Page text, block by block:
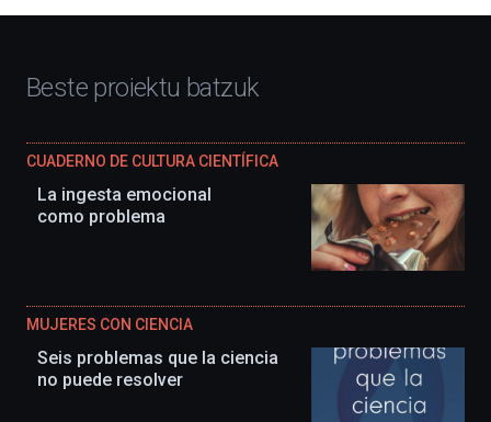
Beste proiektu batzuk
CUADERNO DE CULTURA CIENTÍFICA
La ingesta emocional
como problema
MUJERES CON CIENCIA
Seis problemas que la ciencia
no puede resolver